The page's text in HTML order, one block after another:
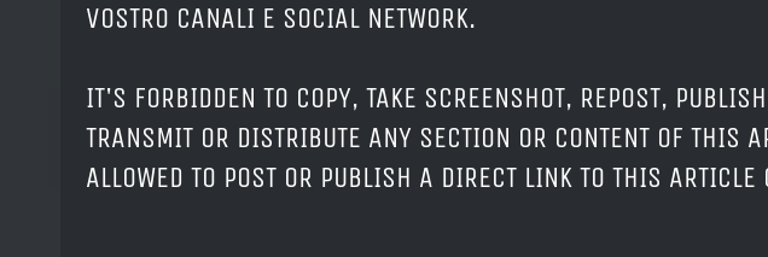
VOSTRO CANALI E SOCIAL NETWORK.
IT'S FORBIDDEN TO COPY, TAKE SCREENSHOT, REPOST,
TRANSMIT OR DISTRIBUTE ANY SECTION OR CONTENT OF THIS
ALLOWED TO POST OR PUBLISH A DIRECT LINK TO THIS